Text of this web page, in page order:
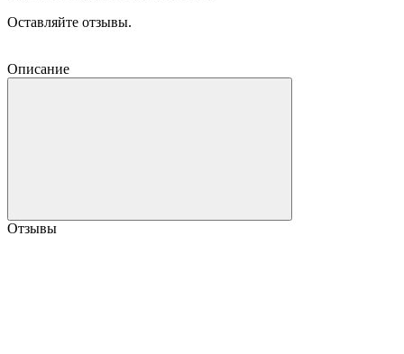
Оставляйте отзывы.
Описание
Отзывы